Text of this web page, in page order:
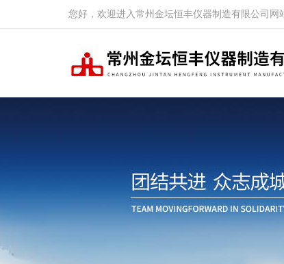
您好，欢迎进入常州金坛恒丰仪器制造有限公司网